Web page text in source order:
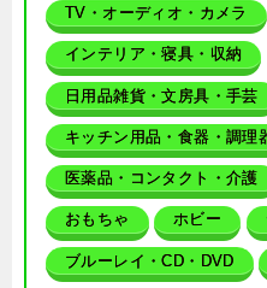
TV・オーディオ・カメラ
インテリア・寝具・収納
日用品雑貨・文房具・手芸
キッチン用品・食器・調理
医薬品・コンタクト・介護
おもちゃ ホビー
ブルーレイ・CD・DVD